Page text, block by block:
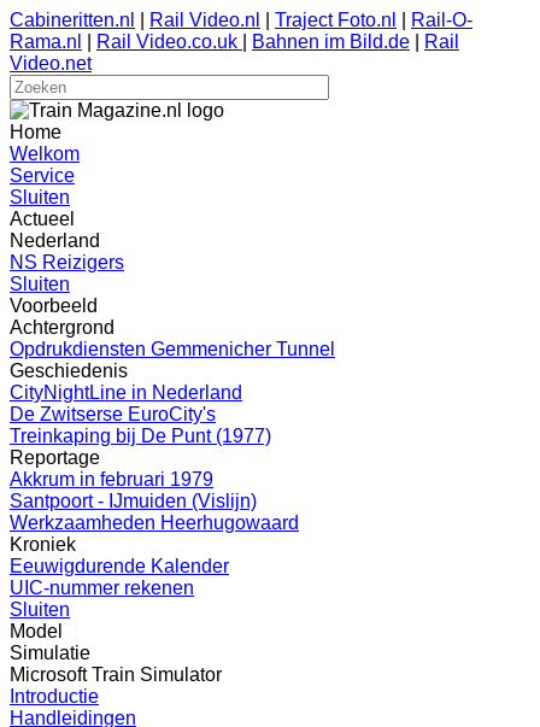
Cabineritten.nl Rail Video.nl Traject Foto.nl
Rail-O-
Rama.nl
Rail Video.co.uk Bahnen im Bild.de
Rail
Video.net
Home
Welkom
Service
Sluiten
Actueel
Nederland
NS Reizigers
Sluiten
Voorbeeld
Achtergrond
Opdrukdiensten Gemmenicher Tunnel
Geschiedenis
CityNightLine in Nederland
De Zwitserse EuroCity's
Treinkaping bij De Punt (1977)
Reportage
Akkrum in februari 1979
Santpoort - IJmuiden (Vislijn)
Werkzaamheden Heerhugowaard
Kroniek
Eeuwigdurende Kalender
UIC-nummer rekenen
Sluiten
Model
Simulatie
Microsoft Train Simulator
Introductie
Handleidingen